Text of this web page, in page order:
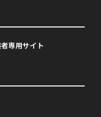
専用サイト